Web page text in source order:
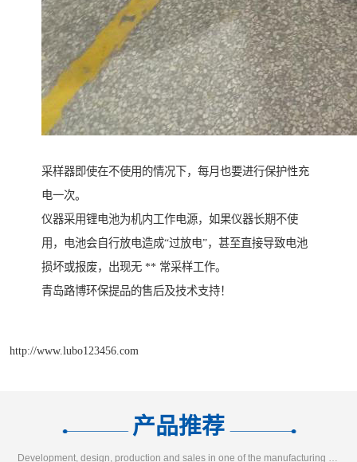
采样器即使在不使用的情况下，每月也要进行保护性充
电一次。
仪器采用锂电池为机内工作电源，如果仪器长期不使
用，电池会自行放电造成“过放电”，甚至直接导致电池
损坏或报废，出现无 ** 常采样工作。
青岛路博环保提品的售后及技术支持！
http://www.lubo123456.com
产品推荐